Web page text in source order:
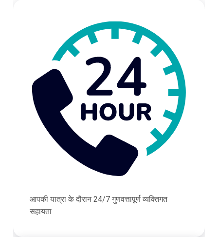
आपकी यात्रा के दौरान 24/7 गुणवत्तापूर्ण व्यक्तिगत
सहायता